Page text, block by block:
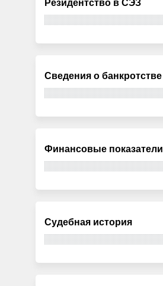
Резидентство в СЭЗ
Сведения о банкротстве
Финансовые показатели
Судебная история